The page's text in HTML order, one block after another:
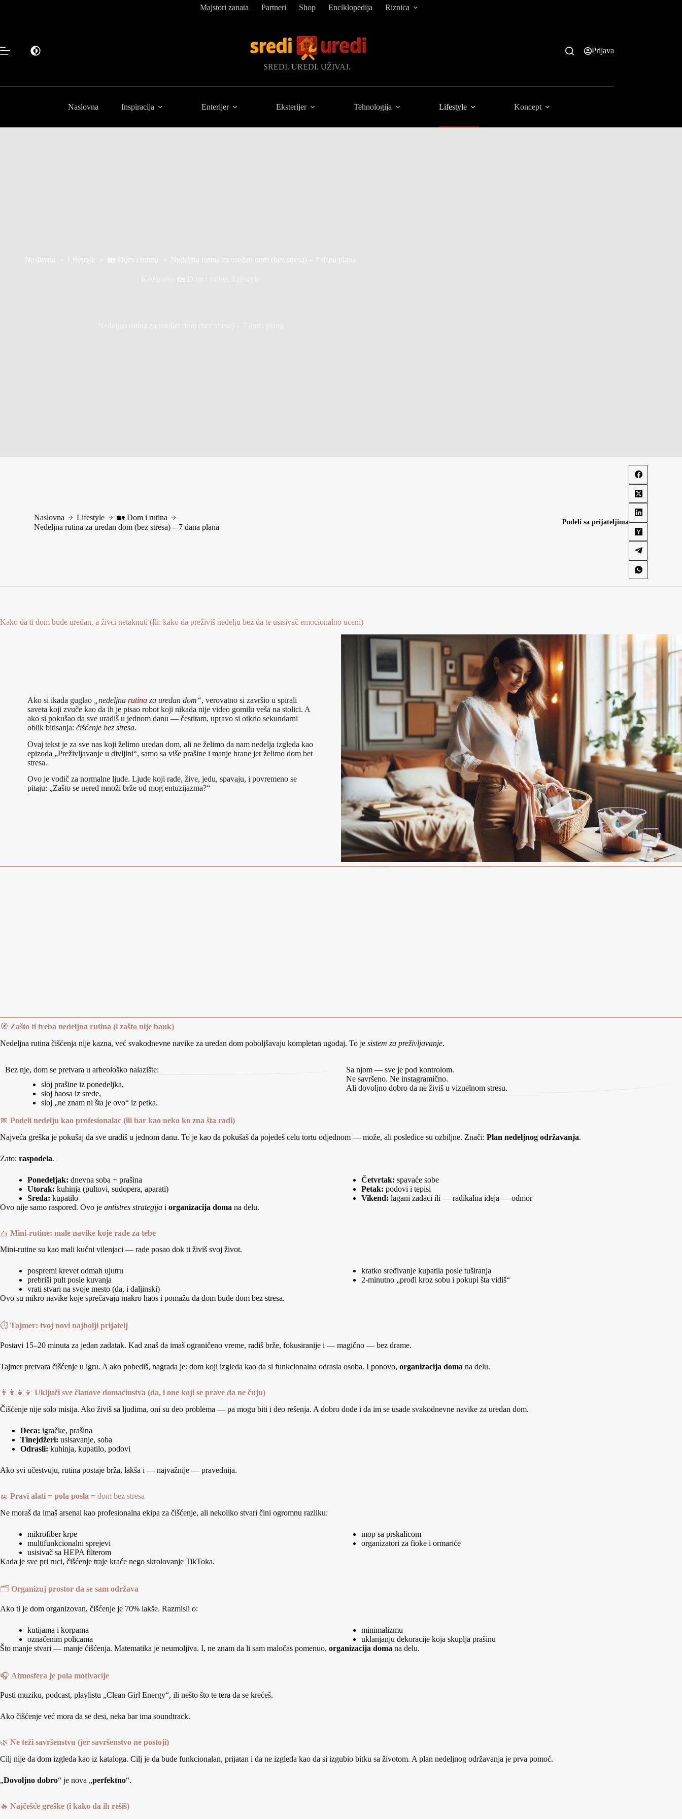
Majstori zanata Partneri Shop Enciklopedija Riznica
SREDI. UREDI. UŽIVAJ.
Prijava
Naslovna Inspiracija Enterijer Eksterijer Tehnologija Lifestyle Koncept
Naslovna Lifestyle 🏡 Dom i rutina Nedeljna rutina za uredan dom (bez stresa) – 7 dana plana
Naslovna Lifestyle
🏡 Dom i rutina
Nedeljna rutina za uredan dom (bez stresa) – 7 dana plana
Podeli sa prijateljima
Kako da ti dom bude uredan, a živci netaknuti (Ili: kako da preživiš nedelju bez da te usisivač emocionalno uceni)
Ako si ikada guglao „nedeljna rutinaza uredan dom“, verovatno si završio u spirali
saveta koji zvuče kao da ih je pisao robot koji nikada nije video gomilu veša na stolici. A
ako si pokušao da sve uradiš u jednom danu — čestitam, upravo si otkrio sekundarni
oblik bitisanja: čišćenje bez stresa.
Ovaj tekst je za sve nas koji želimo uredan dom, ali ne želimo da nam nedelja izgleda kao
epizoda „Preživljavanje u divljini“, samo sa više prašine i manje hrane jer želimo dom bet
stresa.
Ovo je vodič za normalne ljude. Ljude koji rade, žive, jedu, spavaju, i povremeno se
pitaju: „Zašto se nered množi brže od mog entuzijazma?“
🧭 Zašto ti treba nedeljna rutina (i zašto nije bauk)
Nedeljna rutina čišćenja nije kazna, već svakodnevne navike za uredan dom poboljšavaju kompletan ugođaj. To je sistem za preživljavanje.
Bez nje, dom se pretvara u arheološko nalazište:
sloj prašine iz ponedeljka,
sloj haosa iz srede,
sloj „ne znam ni šta je ovo“ iz petka.
Sa njom — sve je pod kontrolom.
Ne savršeno. Ne instagramično.
Ali dovoljno dobro da ne živiš u vizuelnom stresu.
📅 Podeli nedelju kao profesionalac (ili bar kao neko ko zna šta radi)
Najveća greška je pokušaj da sve uradiš u jednom danu. To je kao da pokušaš da pojedeš celu tortu odjednom — može, ali posledice su ozbiljne. Znači: Plan nedeljnog održavanja.
Zato: raspodela.
Ponedeljak: dnevna soba + prašina
Utorak: kuhinja (pultovi, sudopera, aparati)
Sreda: kupatilo
Četvrtak: spavaće sobe
Petak: podovi i tepisi
Vikend: lagani zadaci ili — radikalna ideja — odmor
Ovo nije samo raspored. Ovo je antistres strategija i organizacija doma na delu.
🧺 Mini‑rutine: male navike koje rade za tebe
Mini‑rutine su kao mali kućni vilenjaci — rade posao dok ti živiš svoj život.
pospremi krevet odmah ujutru
prebriši pult posle kuvanja
vrati stvari na svoje mesto (da, i daljinski)
kratko sređivanje kupatila posle tuširanja
2‑minutno „prođi kroz sobu i pokupi šta vidiš“
Ovo su mikro navike koje sprečavaju makro haos i pomažu da dom bude dom bez stresa.
⏱️ Tajmer: tvoj novi najbolji prijatelj
Postavi 15–20 minuta za jedan zadatak. Kad znaš da imaš ograničeno vreme, radiš brže, fokusiranije i — magično — bez drame.
Tajmer pretvara čišćenje u igru. A ako pobediš, nagrada je: dom koji izgleda kao da si funkcionalna odrasla osoba. I ponovo, organizacija doma na delu.
👨‍👩‍👧‍👦 Uključi sve članove domaćinstva (da, i one koji se prave da ne čuju)
Čišćenje nije solo misija. Ako živiš sa ljudima, oni su deo problema — pa mogu biti i deo rešenja. A dobro dođe i da im se usade svakodnevne navike za uredan dom.
Deca: igračke, prašina
Tinejdžeri: usisavanje, soba
Odrasli: kuhinja, kupatilo, podovi
Ako svi učestvuju, rutina postaje brža, lakša i — najvažnije — pravednija.
🧽 Pravi alati = pola posla = dom bez stresa
Ne moraš da imaš arsenal kao profesionalna ekipa za čišćenje, ali nekoliko stvari čini ogromnu razliku:
mikrofiber krpe
multifunkcionalni sprejevi
usisivač sa HEPA filterom
mop sa prskalicom
organizatori za fioke i ormariće
Kada je sve pri ruci, čišćenje traje kraće nego skrolovanje TikToka.
🗂️ Organizuj prostor da se sam održava
Ako ti je dom organizovan, čišćenje je 70% lakše. Razmisli o:
kutijama i korpama
označenim policama
minimalizmu
uklanjanju dekoracije koja skuplja prašinu
Što manje stvari — manje čišćenja. Matematika je neumoljiva. I, ne znam da li sam maločas pomenuo, organizacija doma na delu.
🎧 Atmosfera je pola motivacije
Pusti muziku, podcast, playlistu „Clean Girl Energy“, ili nešto što te tera da se krećeš.
Ako čišćenje već mora da se desi, neka bar ima soundtrack.
🌿 Ne teži savršenstvu (jer savršenstvo ne postoji)
Cilj nije da dom izgleda kao iz kataloga. Cilj je da bude funkcionalan, prijatan i da ne izgleda kao da si izgubio bitku sa životom. A plan nedeljnog održavanja je prva pomoć.
„Dovoljno dobro“ je nova „perfektno“.
🔥 Najčešće greške (i kako da ih rešiš)